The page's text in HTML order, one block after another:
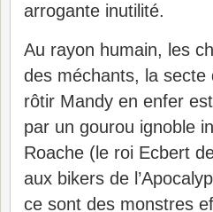
arrogante inutilité.
Au rayon humain, les
des méchants, la secte
rôtir Mandy en enfer
par un gourou ignoble
Roache (le roi Ecbert
aux bikers de
ce sont des monstres